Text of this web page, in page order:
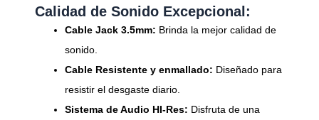
Calidad de Sonido Excepcional:
Cable Jack 3.5mm: Brinda la mejor calidad de
sonido.
Cable Resistente y enmallado: Diseñado para
resistir el desgaste diario.
Sistema de Audio HI-Res: Disfruta de una